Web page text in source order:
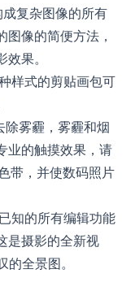
复杂图像的所有
像的简便方法，
果。
样式的剪贴画包可
雾霾，雾霾和烟
业的触摸效果，请
带，并使数码照片
知的所有编辑功能
是摄影的全新视
全景图。